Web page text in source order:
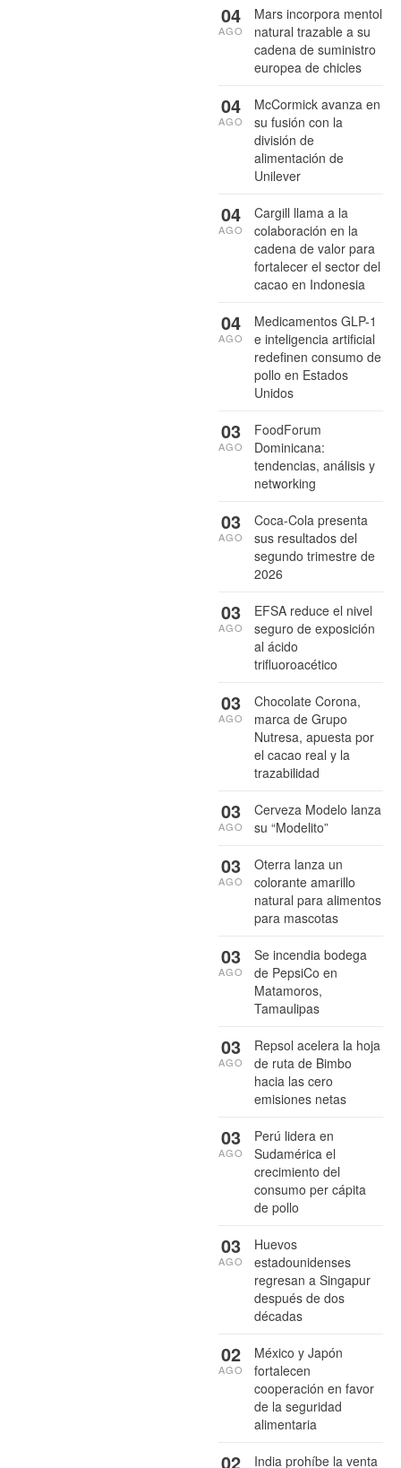
Mars incorpora mentol
natural trazable a su
cadena de suministro
europea de chicles
04
AGO
McCormick avanza en
su fusión con la
división de
alimentación de
Unilever
04
AGO
Cargill llama a la
colaboración en la
cadena de valor para
fortalecer el sector del
cacao en Indonesia
04
AGO
Medicamentos GLP-1
e inteligencia artificial
redefinen consumo de
pollo en Estados
Unidos
04
AGO
FoodForum
Dominicana:
tendencias, análisis y
networking
03
AGO
Coca-Cola presenta
sus resultados del
segundo trimestre de
2026
03
AGO
EFSA reduce el nivel
seguro de exposición
al ácido
trifluoroacético
03
AGO
Chocolate Corona,
marca de Grupo
Nutresa, apuesta por
el cacao real y la
trazabilidad
03
AGO
Cerveza Modelo lanza
su “Modelito”
03
AGO
Oterra lanza un
colorante amarillo
natural para alimentos
para mascotas
03
AGO
Se incendia bodega
de PepsiCo en
Matamoros,
Tamaulipas
03
AGO
Repsol acelera la hoja
de ruta de Bimbo
hacia las cero
emisiones netas
03
AGO
Perú lidera en
Sudamérica el
crecimiento del
consumo per cápita
de pollo
03
AGO
Huevos
estadounidenses
regresan a Singapur
después de dos
décadas
03
AGO
México y Japón
fortalecen
cooperación en favor
de la seguridad
alimentaria
02
AGO
India prohíbe la venta
02